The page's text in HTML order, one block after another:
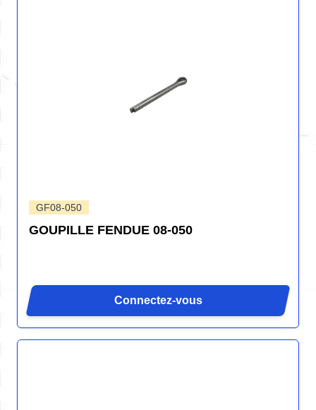
GF08-050
GOUPILLE FENDUE 08-050
Connectez-vous